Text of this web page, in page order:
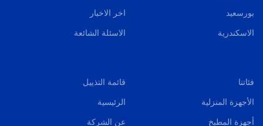
بورسعيد
الاسكندرية
اخر الاخبار
الاسئلة الشائعة
فئاتنا
الأجهزة المنزلية
أجهزة المطبخ
قائمة التذييل
الرئيسية
عن الشركة